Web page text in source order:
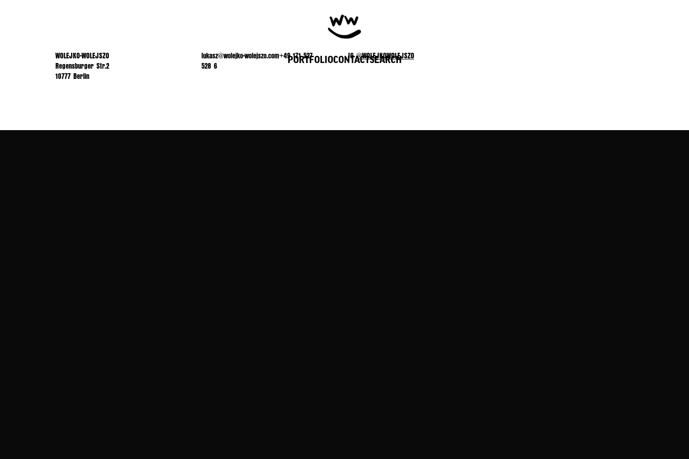
PORTFOLIOCONTACTSEARCH
WOLEJKO-WOLEJSZO
Regensburger Str.2
10777 Berlin
lukasz@wolejko-wolejszo.com+49 171 527
528 6
IG@WOLEJKOWOLEJSZO